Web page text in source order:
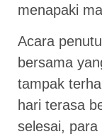
menapaki
Acara
bersama
tampak
hari terasa
selesai,